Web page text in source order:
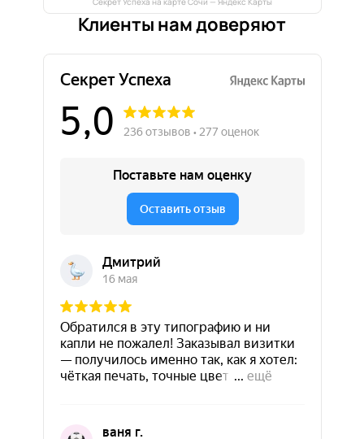
Клиенты нам доверяют